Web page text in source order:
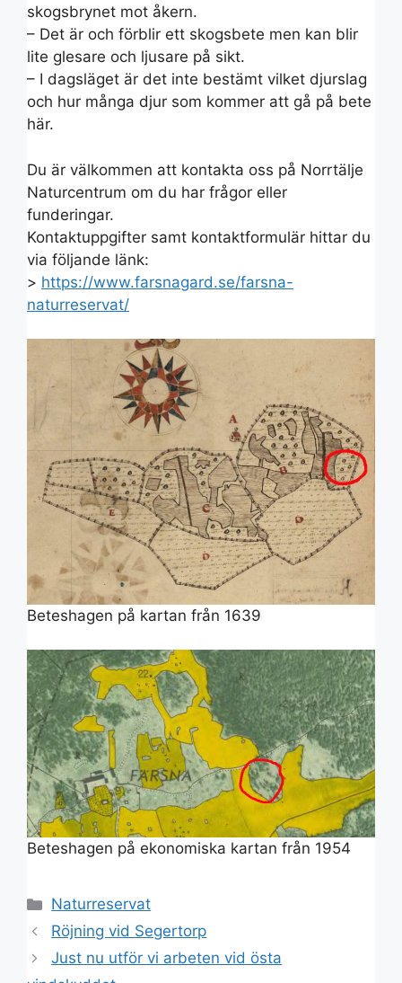
skogsbrynet mot åkern.
– Det är och förblir ett skogsbete men kan blir
lite glesare och ljusare på sikt.
– I dagsläget är det inte bestämt vilket djurslag
och hur många djur som kommer att gå på bete
här.
Du är välkommen att kontakta oss på Norrtälje
Naturcentrum om du har frågor eller
funderingar.
Kontaktuppgifter samt kontaktformulär hittar du
via följande länk:
> https://www.farsnagard.se/farsna-
naturreservat/
Beteshagen på kartan från 1639
Beteshagen på ekonomiska kartan från 1954
Kategorier
Naturreservat
Röjning vid Segertorp
Just nu utför vi arbeten vid östa